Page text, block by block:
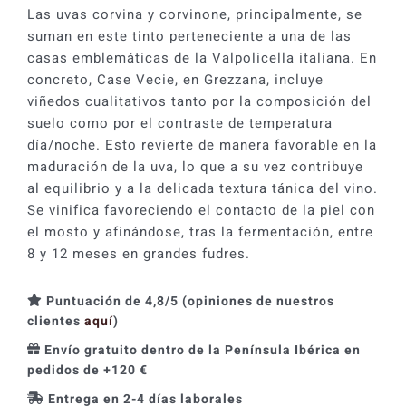
Superiore
Case
Vecie
2023
cantidad
Las uvas corvina y corvinone, principalmente, se
suman en este tinto perteneciente a una de las
casas emblemáticas de la Valpolicella italiana. En
concreto, Case Vecie, en Grezzana, incluye
viñedos cualitativos tanto por la composición del
suelo como por el contraste de temperatura
día/noche. Esto revierte de manera favorable en la
maduración de la uva, lo que a su vez contribuye
al equilibrio y a la delicada textura tánica del vino.
Se vinifica favoreciendo el contacto de la piel con
el mosto y afinándose, tras la fermentación, entre
8 y 12 meses en grandes fudres.
Puntuación de 4,8/5 (opiniones de nuestros
clientes aquí)
Envío gratuito dentro de la Península Ibérica en
pedidos de +120 €
Entrega en 2-4 días laborales